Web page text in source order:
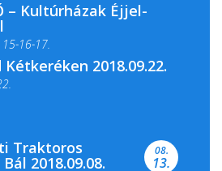
családi...
– Kultúrházak Éjjel-
16-17.
programokkal várja a
Könyvtár és...
Kétkeréken 2018.09.22.
Traktoros
2018.09.08.
08.
13.